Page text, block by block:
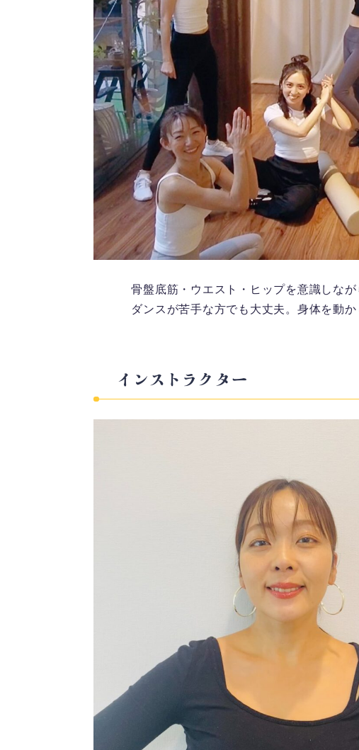
骨盤底筋・ウエスト・ヒップを意識しなが
ダンスが苦手な方でも大丈夫。身体を動
インストラクター